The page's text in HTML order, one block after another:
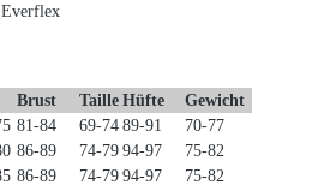
Brust Taille Hüfte
Gewicht
81-84 69-74 89-91
70-77
86-89 74-79 94-97
75-82
86-89 74-79 94-97
75-82